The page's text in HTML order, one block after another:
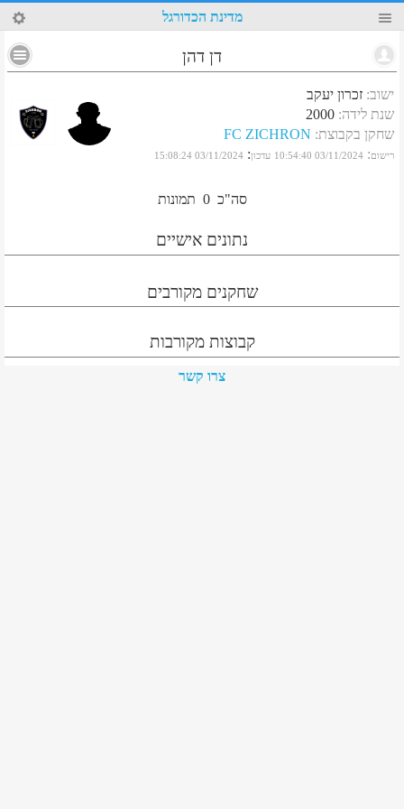
50 מדינת הכדורגל
דן דהן
ישוב: זכרון יעקב
שנת לידה:
2000
שחקן בקבוצת:
FC ZICHRON
רישום:
03/11/2024 10:54:40 עדכון:
03/11/2024 15:08:24
סה"כ 0 תמונות
נתונים אישיים
שחקנים מקורבים
קבוצות מקורבות
צרו קשר